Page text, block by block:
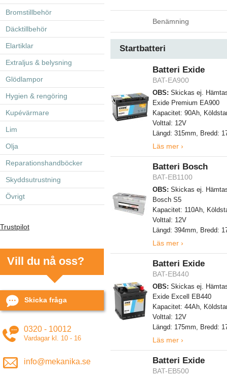
Bromstillbehör
Däcktillbehör
Elartiklar
Extraljus & belysning
Glödlampor
Hygien & rengöring
Kupévärmare
Lim
Olja
Reparationshandböcker
Skyddsutrustning
Övrigt
Trustpilot
Vill du nå oss?
Skicka fråga
0320 - 10012
Vardagar kl. 10 - 16
info@mekanika.se
Benämning
Startbatteri
Batteri Exide
BAT-EA900
OBS: Skickas ej.
Exide Premium EA900
Kapacitet: 90Ah,
Volttal: 12V
Längd: 315mm, Bredd:
Läs mer ›
Batteri Bosch
BAT-EB1100
OBS: Skickas ej.
Bosch S5
Kapacitet: 110Ah,
Volttal: 12V
Längd: 394mm, Bredd:
Läs mer ›
Batteri Exide
BAT-EB440
OBS: Skickas ej.
Exide Excell EB440
Kapacitet: 44Ah,
Volttal: 12V
Längd: 175mm, Bredd:
Läs mer ›
Batteri Exide
BAT-EB500